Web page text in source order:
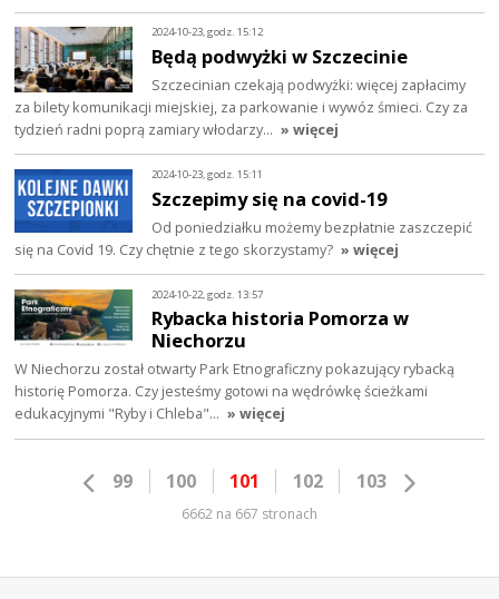
2024-10-23, godz. 15:12
Będą podwyżki w Szczecinie
Szczecinian czekają podwyżki: więcej zapłacimy
za bilety komunikacji miejskiej, za parkowanie i wywóz śmieci. Czy za
tydzień radni poprą zamiary włodarzy… » więcej
2024-10-23, godz. 15:11
Szczepimy się na covid-19
Od poniedziałku możemy bezpłatnie zaszczepić
się na Covid 19. Czy chętnie z tego skorzystamy? » więcej
2024-10-22, godz. 13:57
Rybacka historia Pomorza w
Niechorzu
W Niechorzu został otwarty Park Etnograficzny pokazujący rybacką
historię Pomorza. Czy jesteśmy gotowi na wędrówkę ścieżkami
edukacyjnymi "Ryby i Chleba"… » więcej
99 100 101 102 103
6662 na 667 stronach